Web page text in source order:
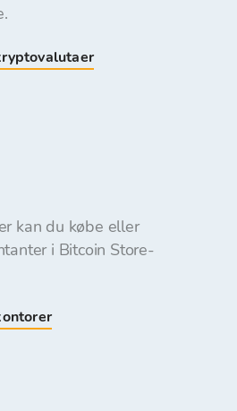
kan du købe eller
i Bitcoin Store-